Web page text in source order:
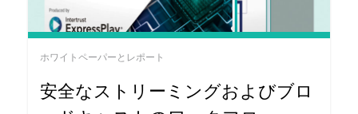
ホワイトペーパーとレポート
安全なストリーミングおよびブロ